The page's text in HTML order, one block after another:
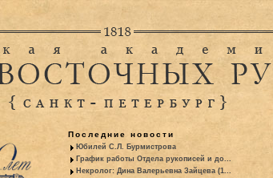
Последние новости
Юбилей С.Л. Бурмистрова
График работы Отдела рукописей и до...
Некролог: Дина Валерьевна Зайцева (1...